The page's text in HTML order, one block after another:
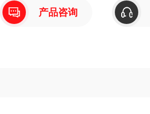
产品咨询